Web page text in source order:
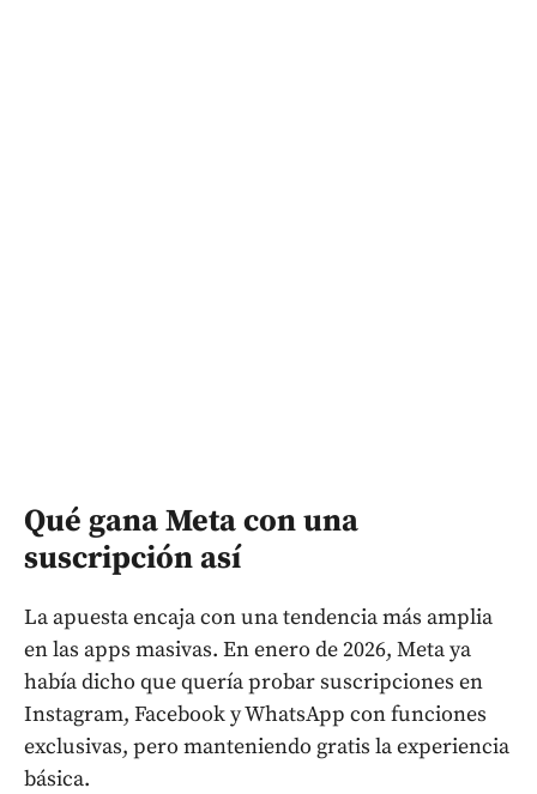
Qué gana Meta con una
suscripción así
La apuesta encaja con una tendencia más amplia
en las apps masivas. En enero de 2026, Meta ya
había dicho que quería probar suscripciones en
Instagram, Facebook y WhatsApp con funciones
exclusivas, pero manteniendo gratis la experiencia
básica.